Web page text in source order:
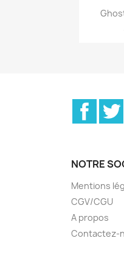
NOTRE
Mentions
CGV/CGU
A propos
Contactez-